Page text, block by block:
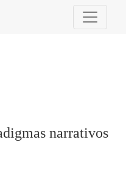
de Nélida Piñon
narrativos